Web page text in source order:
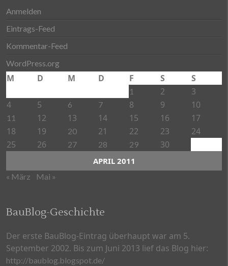
Anmelden
Eintrags-Feed
Kommentar-Feed
WordPress.org
APRIL 2011
M D M D F S S
1 2
3
4
5 6 7 8 9 10
11 12 13 14 15 16
17
18
19 20 21 22 23
24
25
26 27 28 29 30
« März Mai »
BauBlog-Geschichte
Der erste BauBlog-Eintrag überhaupt war am 5.
September 2002. Bis zum Juni 2013 lief das Blog hier:
http://baublog.blogspot.de/